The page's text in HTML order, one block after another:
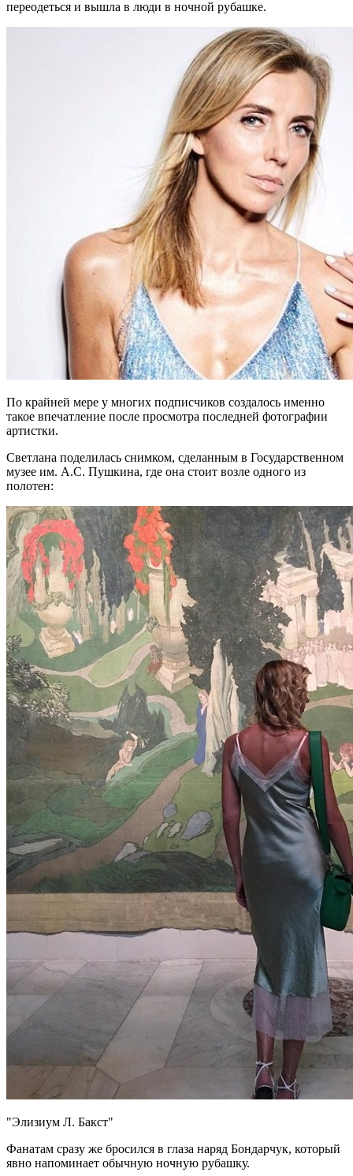
переодеться и вышла в люди в ночной рубашке.
По крайней мере у многих подписчиков создалось именно
такое впечатление после просмотра последней фотографии
артистки.
Светлана поделилась снимком, сделанным в Государственном
музее им. А.С. Пушкина, где она стоит возле одного из
полотен:
"Элизиум Л. Бакст"
Фанатам сразу же бросился в глаза наряд Бондарчук, который
явно напоминает обычную ночную рубашку.